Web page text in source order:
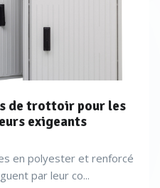
de trottoir pour les
exigeants
en polyester et renforcé
par leur co...